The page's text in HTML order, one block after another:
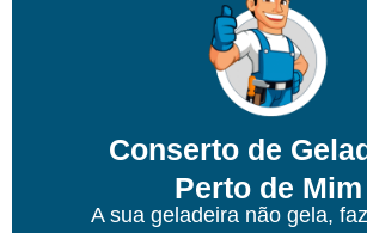
Conserto de
Perto de Mim
A sua geladeira não gela,